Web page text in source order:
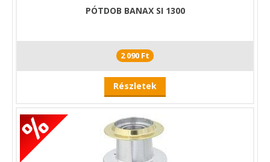
PÓTDOB BANAX SI 1300
2 090 Ft
Részletek